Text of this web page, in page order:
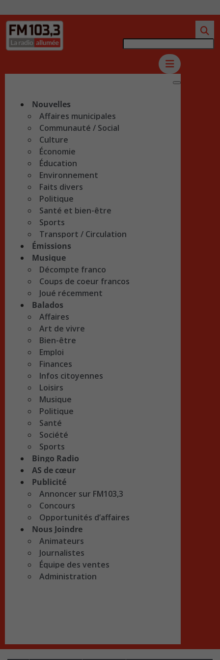
Nouvelles
Affaires municipales
Communauté / Social
Culture
Économie
Éducation
Environnement
Faits divers
Politique
Santé et bien-être
Sports
Transport / Circulation
Émissions
Musique
Décompte franco
Coups de coeur francos
Joué récemment
Balados
Affaires
Art de vivre
Bien-être
Emploi
Finances
Infos citoyennes
Loisirs
Musique
Politique
Santé
Société
Sports
Bingo Radio
AS de cœur
Publicité
Annoncer sur FM103,3
Concours
Opportunités d’affaires
Nous Joindre
Animateurs
Journalistes
Équipe des ventes
Administration